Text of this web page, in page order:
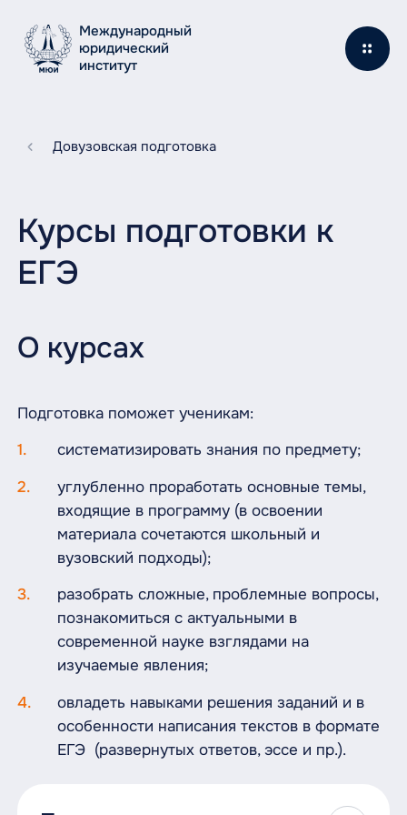
Международный
юридический
институт
Довузовская подготовка
Курсы подготовки к
ЕГЭ
О курсах
Подготовка поможет ученикам:
систематизировать знания по предмету;
углубленно проработать основные темы,
входящие в программу (в освоении
материала сочетаются школьный и
вузовский подходы);
разобрать сложные, проблемные вопросы,
познакомиться с актуальными в
современной науке взглядами на
изучаемые явления;
овладеть навыками решения заданий и в
особенности написания текстов в формате
ЕГЭ (развернутых ответов, эссе и пр.).